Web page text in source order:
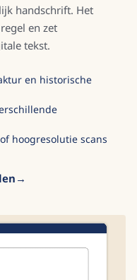
handschrift. Het
en zet
tekst.
en historische
hoogresolutie scans